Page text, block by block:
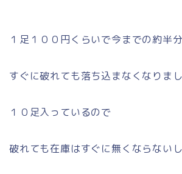
１足１００円くらいで今までの約半分
すぐに破れても落ち込まなくなりま
１０足入っているので
破れても在庫はすぐに無くならないし